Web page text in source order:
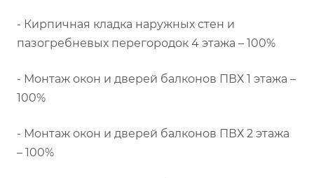
- Кирпичная кладка наружных стен и
пазогребневых перегородок 4 этажа – 100%
- Монтаж окон и дверей балконов ПВХ 1 этажа –
100%
- Монтаж окон и дверей балконов ПВХ 2 этажа
– 100%